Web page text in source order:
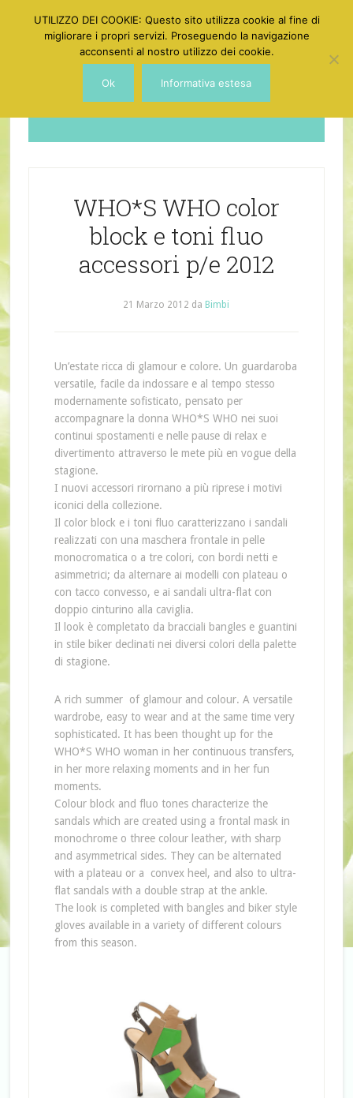
Dotgirl
WHO*S WHO color
block e toni fluo
accessori p/e 2012
21 Marzo 2012 da Bimbi
Un’estate ricca di glamour e colore. Un guardaroba
versatile, facile da indossare e al tempo stesso
modernamente sofisticato, pensato per
accompagnare la donna WHO*S WHO nei suoi
continui spostamenti e nelle pause di relax e
divertimento attraverso le mete più en vogue della
stagione.
I nuovi accessori rirornano a più riprese i motivi
iconici della collezione.
Il color block e i toni fluo caratterizzano i sandali
realizzati con una maschera frontale in pelle
monocromatica o a tre colori, con bordi netti e
asimmetrici; da alternare ai modelli con plateau o
con tacco convesso, e ai sandali ultra-flat con
doppio cinturino alla caviglia.
Il look è completato da bracciali bangles e guantini
in stile biker declinati nei diversi colori della palette
di stagione.
A rich summer of glamour and colour. A versatile
wardrobe, easy to wear and at the same time very
sophisticated. It has been thought up for the
WHO*S WHO woman in her continuous transfers,
in her more relaxing moments and in her fun
moments.
Colour block and fluo tones characterize the
sandals which are created using a frontal mask in
monochrome o three colour leather, with sharp
and asymmetrical sides. They can be alternated
with a plateau or a convex heel, and also to ultra-
flat sandals with a double strap at the ankle.
The look is completed with bangles and biker style
gloves available in a variety of different colours
from this season.
UTILIZZO DEI COOKIE: Questo sito utilizza cookie al fine di
migliorare i propri servizi. Proseguendo la navigazione
acconsenti al nostro utilizzo dei cookie.
Ok Informativa estesa